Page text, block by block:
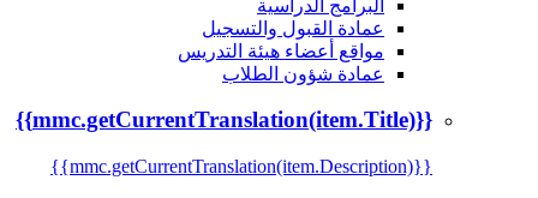
البرامج الدراسية
عمادة القبول والتسجيل
مواقع أعضاء هيئة التدريس
عمادة شؤون الطلاب
{{mmc.getCurrentTranslation(item.Title)}}
{{mmc.getCurrentTranslation(item.Description)}}